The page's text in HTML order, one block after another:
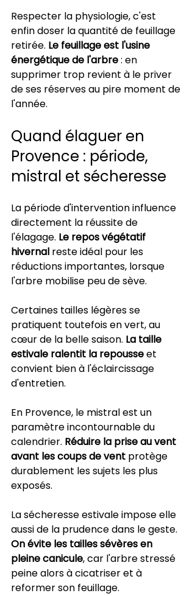
Respecter la physiologie, c'est
enfin doser la quantité de feuillage
retirée. Le feuillage est l'usine
énergétique de l'arbre : en
supprimer trop revient à le priver
de ses réserves au pire moment de
l'année.
Quand élaguer en
Provence : période,
mistral et sécheresse
La période d'intervention influence
directement la réussite de
l'élagage. Le repos végétatif
hivernal reste idéal pour les
réductions importantes, lorsque
l'arbre mobilise peu de sève.
Certaines tailles légères se
pratiquent toutefois en vert, au
cœur de la belle saison. La taille
estivale ralentit la repousse et
convient bien à l'éclaircissage
d'entretien.
En Provence, le mistral est un
paramètre incontournable du
calendrier. Réduire la prise au vent
avant les coups de vent protège
durablement les sujets les plus
exposés.
La sécheresse estivale impose elle
aussi de la prudence dans le geste.
On évite les tailles sévères en
pleine canicule, car l'arbre stressé
peine alors à cicatriser et à
reformer son feuillage.